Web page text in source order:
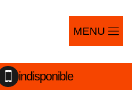
MENU
indisponible